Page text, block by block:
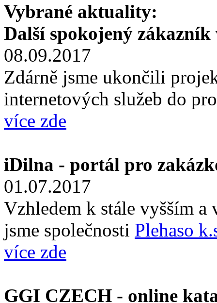
Vybrané aktuality:
Další spokojený zákazník
08.09.2017
Zdárně jsme ukončili
internetových služeb do
více zde
iDilna - portál pro
01.07.2017
Vzhledem k stále vyšším a
jsme společnosti Plehaso
více zde
GGI CZECH - online